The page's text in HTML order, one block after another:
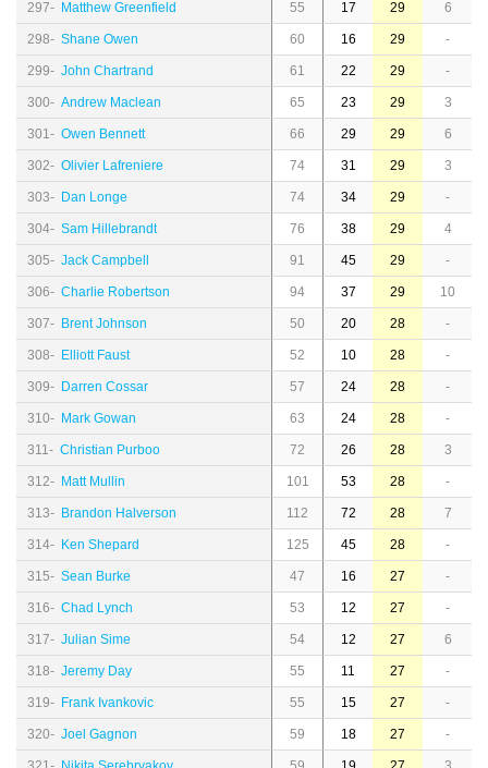
297- Matthew Greenfield 55 17 29 6
298- Shane Owen 60 16 29 -
299- John Chartrand 61 22 29 -
300- Andrew Maclean 65 23 29 3
301- Owen Bennett 66 29 29 6
302- Olivier Lafreniere 74 31 29 3
303- Dan Longe 74 34 29 -
304- Sam Hillebrandt 76 38 29 4
305- Jack Campbell 91 45 29 -
306- Charlie Robertson 94 37 29 10
307- Brent Johnson 50 20 28 -
308- Elliott Faust 52 10 28 -
309- Darren Cossar 57 24 28 -
310- Mark Gowan 63 24 28 -
311- Christian Purboo 72 26 28 3
312- Matt Mullin 101 53 28 -
313- Brandon Halverson 112 72 28 7
314- Ken Shepard 125 45 28 -
315- Sean Burke 47 16 27 -
316- Chad Lynch 53 12 27 -
317- Julian Sime 54 12 27 6
318- Jeremy Day 55 11 27 -
319- Frank Ivankovic 55 15 27 -
320- Joel Gagnon 59 18 27 -